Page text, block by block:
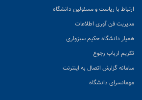
ارتباط با ریاست و مسئولین دانشگاه
مدیریت فن آوری اطلاعات
همیار دانشگاه حکیم سبزواری
تکریم ارباب رجوع
سامانه گزارش اتصال به اینترنت
مهمانسرای دانشگاه